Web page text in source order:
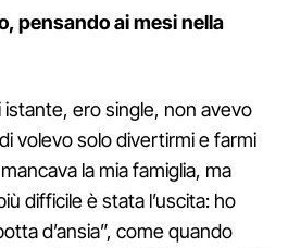
pensando ai mesi nella
istante, ero single, non avevo
volevo solo divertirmi e farmi
la mia famiglia, ma
difficile è stata l’uscita: ho
d’ansia”, come quando